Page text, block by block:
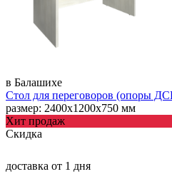
в Балашихе
Стол для переговоров (опоры
размер: 2400х1200х750 мм
Хит продаж
Скидка
доставка от 1 дня